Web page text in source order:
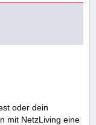
oder dein
mit NetzLiving eine